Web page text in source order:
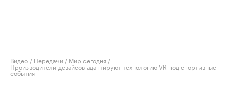
Видео / Передачи / Мир сегодня /
Производители девайсов адаптируют технологию VR под спортивные
события